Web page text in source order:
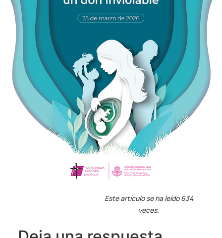
Este artículo se ha leído 634
veces.